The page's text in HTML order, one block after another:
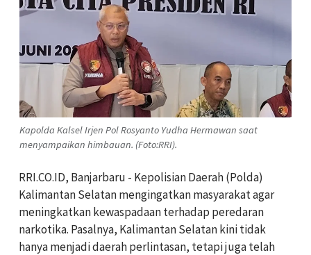
Kapolda Kalsel Irjen Pol Rosyanto Yudha Hermawan saat
menyampaikan himbauan. (Foto:RRI).
RRI.CO.ID, Banjarbaru - Kepolisian Daerah (Polda)
Kalimantan Selatan mengingatkan masyarakat agar
meningkatkan kewaspadaan terhadap peredaran
narkotika. Pasalnya, Kalimantan Selatan kini tidak
hanya menjadi daerah perlintasan, tetapi juga telah